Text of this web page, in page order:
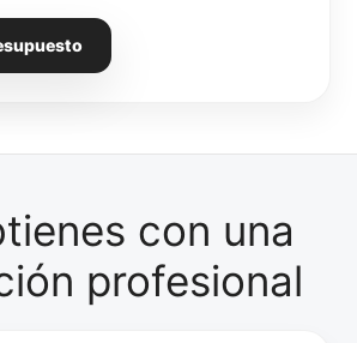
con una
profesional